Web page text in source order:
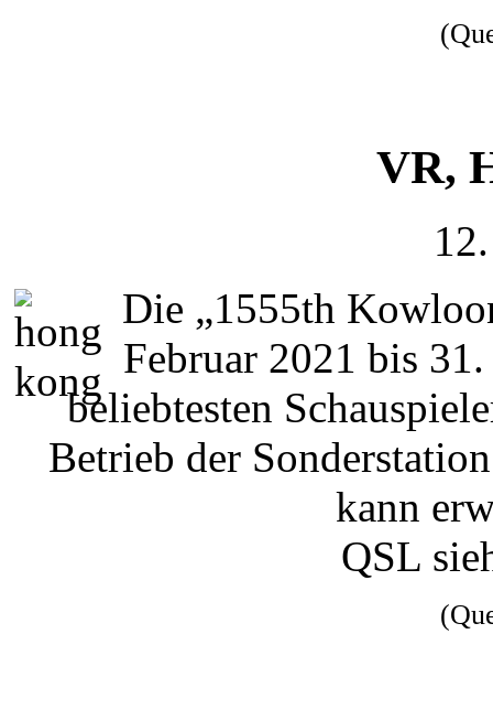
VR,
Die „1555th
Februar 2021 bis
beliebtesten
Betrieb der
kann
QSL